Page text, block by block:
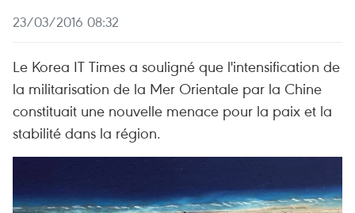
23/03/2016 08:32
Le Korea IT Times a souligné que l'intensification de
la militarisation de la Mer Orientale par la Chine
constituait une nouvelle menace pour la paix et la
stabilité dans la région.